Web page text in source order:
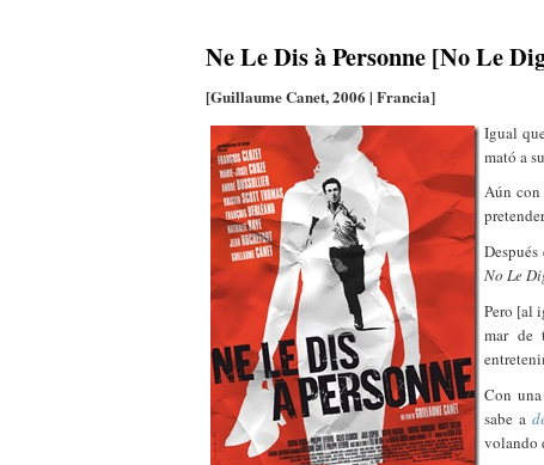
Ne Le Dis à Personne [No Le
[Guillaume Canet, 2006 | Francia]
Igual
mató a
Aún con
No Le
Pero [al
mar de
Con
sabe a
volando